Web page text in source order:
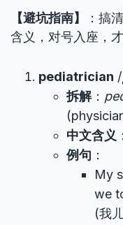
【避坑指南】
：搞
含义，对号入座，
pediatrician
拆解：
中文含义
例句 ：
My
we
(我